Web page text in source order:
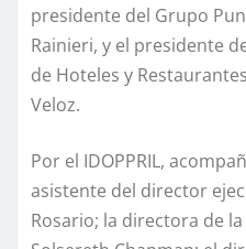
presidente del Grupo
Rainieri, y el presidente
de Hoteles y
Veloz.
Por el IDOPPRIL,
asistente del director
Rosario; la directora de